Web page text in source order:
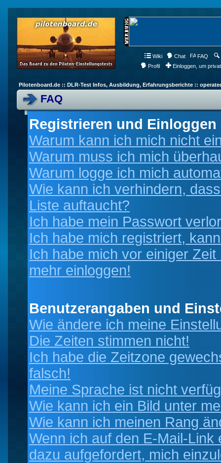
Wiki Chat FAQ
Profil
Einloggen, um
Pilotenboard.de :: DLR-Test Infos, Ausbildung, Erfahrungsberichte ::
FAQ
Registrieren und Einloggen
Warum kann ich mich nicht
Warum muss ich mich
Warum logge ich mich
Wie kann ich verhindern,
Liste auftaucht?
Ich habe mein Passwort
Ich habe mich registriert,
Ich habe mich vor einiger
mehr einloggen!
Benutzerangaben und
Wie ändere ich meine
Die Zeiten stimmen nicht!
Ich habe die Zeitzone
falsch!
Meine Sprache ist nicht
Wie kann ich ein Bild unter
Wie kann ich meinen Rang
Wenn ich auf den E-Mail-
dazu aufgefordert, mich